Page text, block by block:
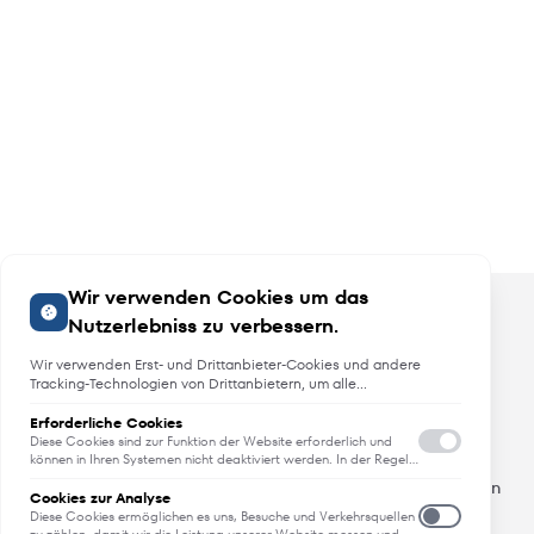
Wir verwenden Cookies um das
Nutzerlebniss zu verbessern.
Wir verwenden Erst- und Drittanbieter-Cookies und andere
Tracking-Technologien von Drittanbietern, um alle
Sie anzupassen, Analysen durchzuführen und personalisierte
Werbung über unsere Websites, Apps und Newsletter im
Internet und über Social-Media-Plattformen bereitzustellen. Zu
Browsing-Verhalten und zum verwendeten Gerät.
Erforderliche Cookies
Diese Cookies sind zur Funktion der Website erforderlich und
können in Ihren Systemen nicht deaktiviert werden. In der Regel
Aktionen gesetzt, die einer Dienstanforderung entsprechen, wie
etwa dem Festlegen Ihrer Datenschutzeinstellungen, dem
Cookies zur Analyse
Diese Cookies ermöglichen es uns, Besuche und Verkehrsquellen
Angebote, Neuheiten und Trends
Erfahren Sie als erstes von Neuheiten, Trends und aktuellen
Angeboten.